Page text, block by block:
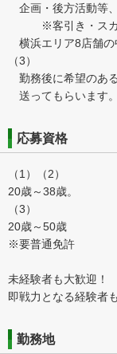
企画・後方活動等
※客引き・スカウ
横浜エリア8店舗の
（3）
勤務後に希望のあ
送ってもらいます。
応募資格
（1）（2）
20歳～38歳。
（3）
20歳～50歳
※要普通免許
未経験者も大歓迎！
即戦力となる経験者
勤務地